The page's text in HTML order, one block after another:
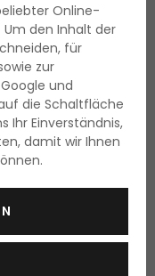
welches auch
anspruchsvollen
soll man es
Fixierer, es ist ein
Ihr Make-up
Online-
den Inhalt der
für
zur
und
die Schaltfläche
Ihr Einverständnis,
damit wir Ihnen